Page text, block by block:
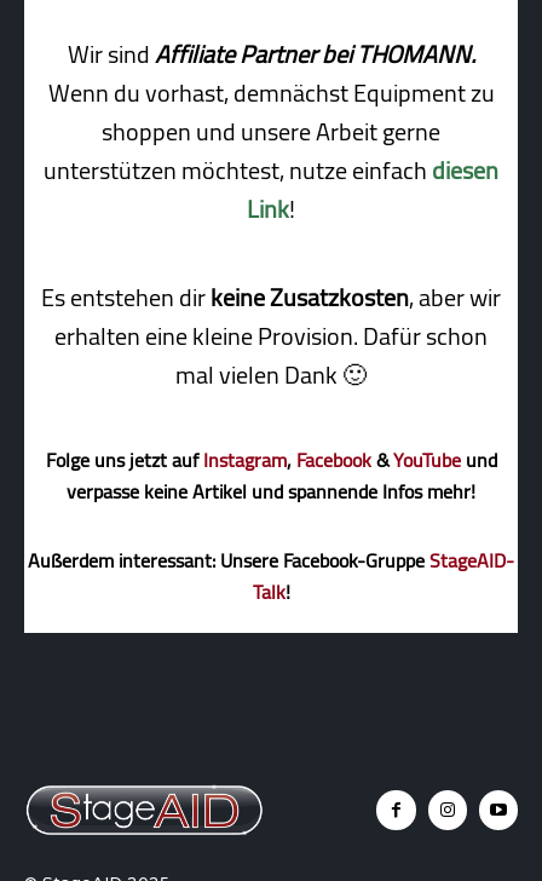
Wir sindAffiliate Partner bei THOMANN.
Wenn du vorhast, demnächst Equipment zu
shoppen und unsere Arbeit gerne
unterstützen möchtest, nutze einfachdiesen
Link!
Es entstehen dirkeine Zusatzkosten, aber wir
erhalten eine kleine Pro­vi­sion. Dafür schon
mal vielen Dank 🙂
Folge uns jetzt aufInstagram,Facebook&YouTubeund
verpasse keine Artikel und spannende Infos mehr!
Außerdem interessant: Unsere Facebook-GruppeStageAID-
Talk!